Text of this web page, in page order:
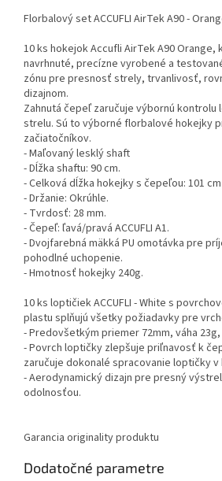
Florbalový set ACCUFLI AirTek A90 -
10 ks hokejok Accufli AirTek A90
navrhnuté, precízne vyrobené a
zónu pre presnosť strely, trvanlivosť,
dizajnom.
Zahnutá čepeľ zaručuje výbornú kontrolu
strelu. Sú to výborné florbalové hokejky
začiatočníkov.
- Maľovaný lesklý shaft
- Dĺžka shaftu: 90 cm.
- Celková dĺžka hokejky s čepeľou: 101 cm
- Držanie: Okrúhle.
- Tvrdosť: 28 mm.
- Čepeľ: ľavá/pravá ACCUFLI A1.
- Dvojfarebná mäkká PU omotávka pre
pohodlné uchopenie.
- Hmotnosť hokejky 240g.
10 ks loptičiek ACCUFLI - White s
plastu splňujú všetky požiadavky pre
- Predovšetkým priemer 72mm, váha
- Povrch loptičky zlepšuje priľnavosť k
zaručuje dokonalé spracovanie loptičky v
- Aerodynamický dizajn pre presný
odolnosťou.
Garancia originality produktu
Dodatočné parametre